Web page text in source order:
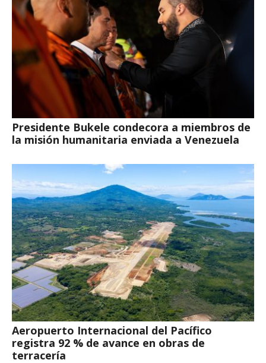
Presidente Bukele condecora a miembros de
la misión humanitaria enviada a Venezuela
Aeropuerto Internacional del Pacífico
registra 92 % de avance en obras de
terracería